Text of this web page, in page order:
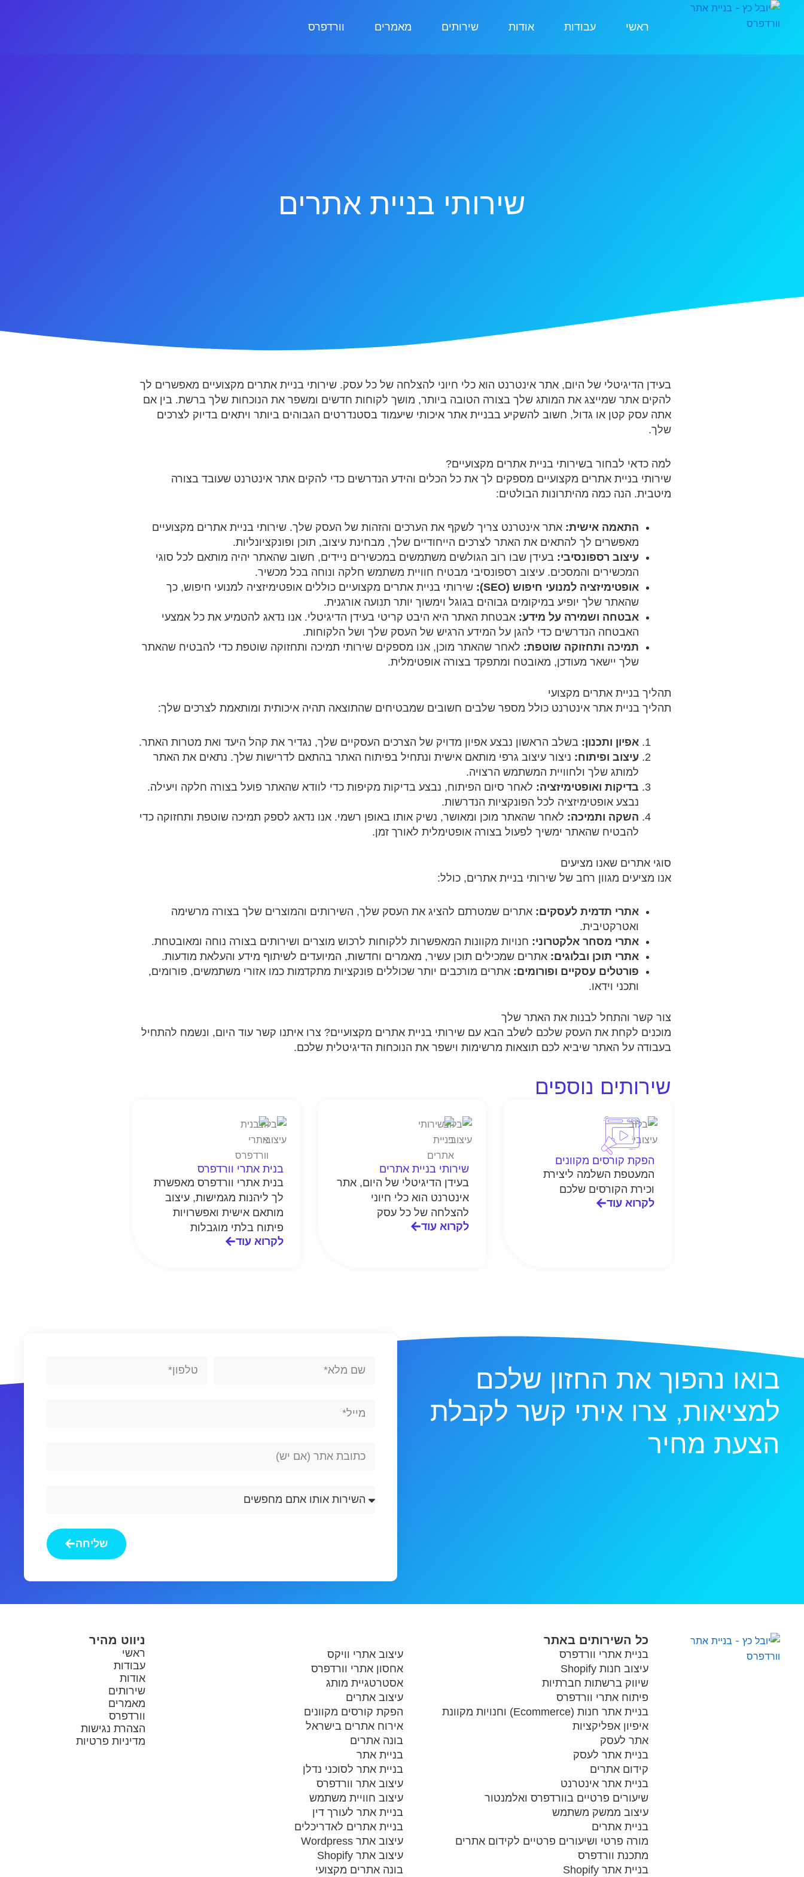
ראשי עבודות אודות שירותים מאמרים וורדפרס
שירותי בניית אתרים
בעידן הדיגיטלי של היום, אתר אינטרנט הוא כלי חיוני להצלחה של כל עסק. שירותי בניית אתרים מקצועיים מאפשרים לך
להקים אתר שמייצג את המותג שלך בצורה הטובה ביותר, מושך לקוחות חדשים ומשפר את הנוכחות שלך ברשת. בין אם
אתה עסק קטן או גדול, חשוב להשקיע בבניית אתר איכותי שיעמוד בסטנדרטים הגבוהים ביותר ויתאים בדיוק לצרכים
שלך.
למה כדאי לבחור בשירותי בניית אתרים מקצועיים?
שירותי בניית אתרים מקצועיים מספקים לך את כל הכלים והידע הנדרשים כדי להקים אתר אינטרנט שעובד בצורה
מיטבית. הנה כמה מהיתרונות הבולטים:
התאמה אישית: אתר אינטרנט צריך לשקף את הערכים והזהות של העסק שלך. שירותי בניית אתרים מקצועיים
מאפשרים לך להתאים את האתר לצרכים הייחודיים שלך, מבחינת עיצוב, תוכן ופונקציונליות.
עיצוב רספונסיבי: בעידן שבו רוב הגולשים משתמשים במכשירים ניידים, חשוב שהאתר יהיה מותאם לכל סוגי
המכשירים והמסכים. עיצוב רספונסיבי מבטיח חוויית משתמש חלקה ונוחה בכל מכשיר.
אופטימיזציה למנועי חיפוש (SEO):
שירותי בניית אתרים מקצועיים כוללים אופטימיזציה למנועי חיפוש, כך
שהאתר שלך יופיע במיקומים גבוהים בגוגל וימשוך יותר תנועה אורגנית.
אבטחה ושמירה על מידע: אבטחת האתר היא היבט קריטי בעידן הדיגיטלי. אנו נדאג להטמיע את כל אמצעי
האבטחה הנדרשים כדי להגן על המידע הרגיש של העסק שלך ושל הלקוחות.
תמיכה ותחזוקה שוטפת: לאחר שהאתר מוכן, אנו מספקים שירותי תמיכה ותחזוקה שוטפת כדי להבטיח שהאתר
שלך יישאר מעודכן, מאובטח ומתפקד בצורה אופטימלית.
תהליך בניית אתרים מקצועי
תהליך בניית אתר אינטרנט כולל מספר שלבים חשובים שמבטיחים שהתוצאה תהיה איכותית ומותאמת לצרכים שלך:
אפיון ותכנון: בשלב הראשון נבצע אפיון מדויק של הצרכים העסקיים שלך, נגדיר את קהל היעד ואת מטרות האתר.
עיצוב ופיתוח: ניצור עיצוב גרפי מותאם אישית ונתחיל בפיתוח האתר בהתאם לדרישות שלך. נתאים את האתר
למותג שלך ולחוויית המשתמש הרצויה.
בדיקות ואופטימיזציה: לאחר סיום הפיתוח, נבצע בדיקות מקיפות כדי לוודא שהאתר פועל בצורה חלקה ויעילה.
נבצע אופטימיזציה לכל הפונקציות הנדרשות.
השקה ותמיכה: לאחר שהאתר מוכן ומאושר, נשיק אותו באופן רשמי. אנו נדאג לספק תמיכה שוטפת ותחזוקה כדי
להבטיח שהאתר ימשיך לפעול בצורה אופטימלית לאורך זמן.
סוגי אתרים שאנו מציעים
אנו מציעים מגוון רחב של שירותי בניית אתרים, כולל:
אתרי תדמית לעסקים: אתרים שמטרתם להציג את העסק שלך, השירותים והמוצרים שלך בצורה מרשימה
ואטרקטיבית.
אתרי מסחר אלקטרוני: חנויות מקוונות המאפשרות ללקוחות לרכוש מוצרים ושירותים בצורה נוחה ומאובטחת.
אתרי תוכן ובלוגים: אתרים שמכילים תוכן עשיר, מאמרים וחדשות, המיועדים לשיתוף מידע והעלאת מודעות.
פורטלים עסקיים ופורומים: אתרים מורכבים יותר שכוללים פונקציות מתקדמות כמו אזורי משתמשים, פורומים,
ותכני וידאו.
צור קשר והתחל לבנות את האתר שלך
מוכנים לקחת את העסק שלכם לשלב הבא עם שירותי בניית אתרים מקצועיים? צרו איתנו קשר עוד היום, ונשמח להתחיל
בעבודה על האתר שיביא לכם תוצאות מרשימות וישפר את הנוכחות הדיגיטלית שלכם.
שירותים נוספים
הפקת קורסים מקוונים
המעטפת השלמה ליצירת
וכירת הקורסים שלכם
לקרוא עוד
שירותי בניית אתרים
בעידן הדיגיטלי של היום, אתר
אינטרנט הוא כלי חיוני
להצלחה של כל עסק
לקרוא עוד
בנית אתרי וורדפרס
בנית אתרי וורדפרס מאפשרת
לך ליהנות מגמישות, עיצוב
מותאם אישית ואפשרויות
פיתוח בלתי מוגבלות
לקרוא עוד
בואו נהפוך את החזון שלכם
למציאות, צרו איתי קשר לקבלת
הצעת מחיר
Name
Phone
Url
אותו
שליחה
כל השירותים באתר
בניית אתרי וורדפרס
עיצוב אתרי וויקס
עיצוב חנות Shopify
אחסון אתרי וורדפרס
שיווק ברשתות חברתיות
אסטרטגיית מותג
פיתוח אתרי וורדפרס
עיצוב אתרים
בניית אתר חנות (ecommerce) וחנויות מקוונת
הפקת קורסים מקוונים
איפיון אפליקציות
אירוח אתרים בישראל
אתר לעסק
בונה אתרים
בניית אתר לעסק
בניית אתר
קידום אתרים
בניית אתר לסוכני נדלן
בניית אתר אינטרנט
עיצוב אתר וורדפרס
שיעורים פרטיים בוורדפרס ואלמנטור
עיצוב חוויית משתמש
עיצוב ממשק משתמש
בניית אתר לעורך דין
בניית אתרים
בניית אתרים לאדריכלים
מורה פרטי ושיעורים פרטיים לקידום אתרים
עיצוב אתר Wordpress
מתכנת וורדפרס
עיצוב אתר Shopify
בניית אתר Shopify
בונה אתרים מקצועי
ניווט מהיר
ראשי
עבודות
אודות
שירותים
מאמרים
וורדפרס
הצהרת נגישות
מדיניות פרטיות